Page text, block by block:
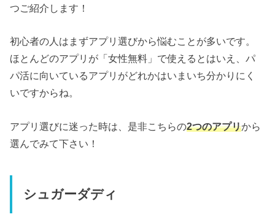
つご紹介します！
初心者の人はまずアプリ選びから悩むことが多いです。
ほとんどのアプリが「女性無料」で使えるとはいえ、パ
パ活に向いているアプリがどれかはいまいち分かりにく
いですからね。
アプリ選びに迷った時は、是非こちらの2つのアプリから
選んでみて下さい！
シュガーダディ